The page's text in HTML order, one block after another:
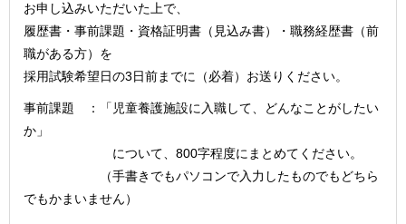
お申し込みいただいた上で、
履歴書・事前課題・資格証明書（見込み書）・職務経歴書（前
職がある方）を
採用試験希望日の3日前までに（必着）お送りください。
事前課題 ：「児童養護施設に入職して、どんなことがしたい
か」
について、800字程度にまとめてください。
（手書きでもパソコンで入力したものでもどちら
でもかまいません）